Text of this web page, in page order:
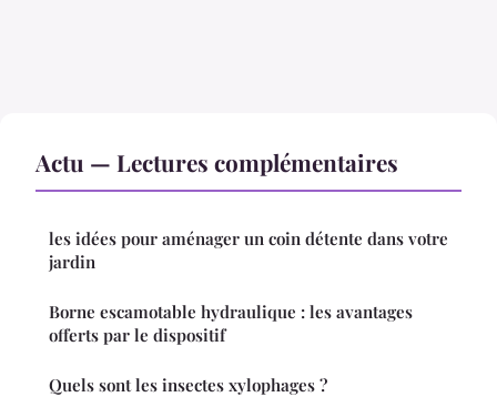
Actu — Lectures complémentaires
les idées pour aménager un coin détente dans votre
jardin
Borne escamotable hydraulique : les avantages
offerts par le dispositif
Quels sont les insectes xylophages ?